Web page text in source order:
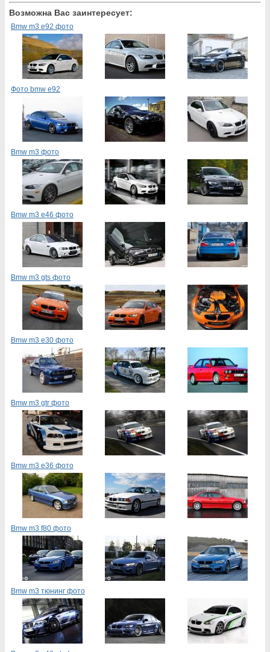
Возможна Вас заинтересует:
Bmw m3 e92 фото
Фото bmw e92
Bmw m3 фото
Bmw m3 e46 фото
Bmw m3 gts фото
Bmw m3 e30 фото
Bmw m3 gtr фото
Bmw m3 e36 фото
Bmw m3 f80 фото
Bmw m3 тюнинг фото